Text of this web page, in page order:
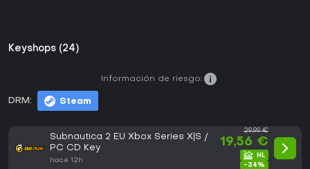
Keyshops (24)
DRM: Steam
Información de riesgo:
Subnautica 2 EU Xbox Series X|S /
PC CD Key
hace 12h
29,99 €
19,56 €
-34%